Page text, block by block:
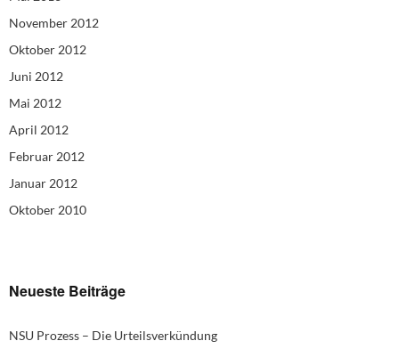
November 2012
Oktober 2012
Juni 2012
Mai 2012
April 2012
Februar 2012
Januar 2012
Oktober 2010
Neueste Beiträge
NSU Prozess – Die Urteilsverkündung